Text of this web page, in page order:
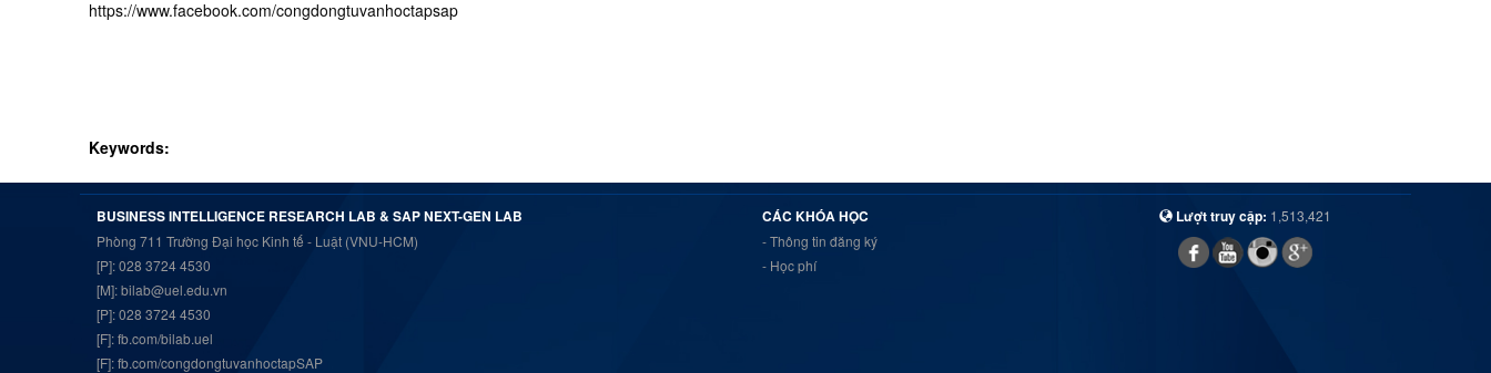
https://www.facebook.com/congdongtuvanhoctapsap
Keywords:
BUSINESS INTELLIGENCE RESEARCH LAB & SAP NEXT-GEN LAB
Phòng 711 Trường Đại học Kinh tế - Luật (VNU-HCM)
[P]: 028 3724 4530
[M]: bilab@uel.edu.vn
[P]: 028 3724 4530
[F]:fb.com/bilab.uel
[F]:fb.com/congdongtuvanhoctapSAP
CÁC KHÓA HỌC
- Thông tin đăng ký
- Học phí
Lượt truy cập: 1,513,421